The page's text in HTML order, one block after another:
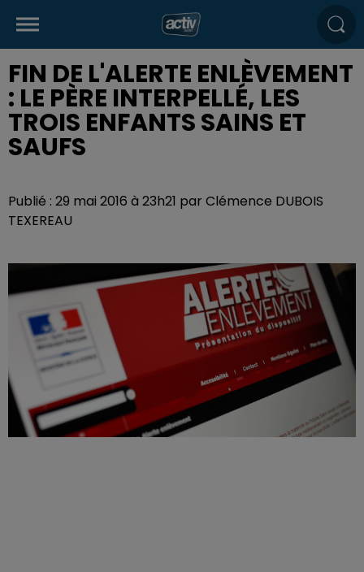
FIN DE L'ALERTE ENLÈVEMENT
: LE PÈRE INTERPELLÉ, LES
TROIS ENFANTS SAINS ET
SAUFS
Publié : 29 mai 2016 à 23h21 par Clémence DUBOIS
TEXEREAU